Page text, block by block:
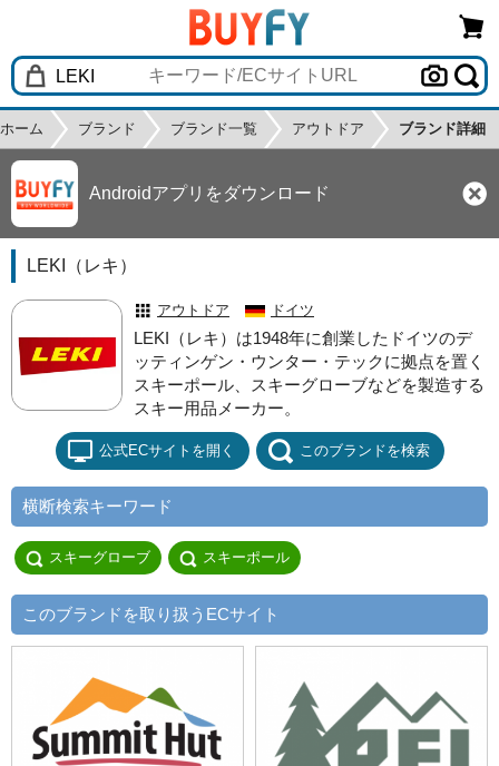
ホーム ブランド ブランド一覧 アウトドア ブランド詳細
Androidアプリをダウンロード
LEKI（レキ）
アウトドア ドイツ
LEKI（レキ）は1948年に創業したドイツのデ
ッティンゲン・ウンター・テックに拠点を置く
スキーポール、スキーグローブなどを製造する
スキー用品メーカー。
公式ECサイトを開く このブランドを検索
横断検索キーワード
スキーグローブ スキーポール
このブランドを取り扱うECサイト